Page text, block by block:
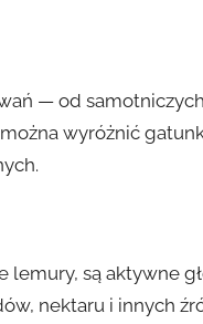
— od
wyróżnić
są aktywne
nektaru i innych